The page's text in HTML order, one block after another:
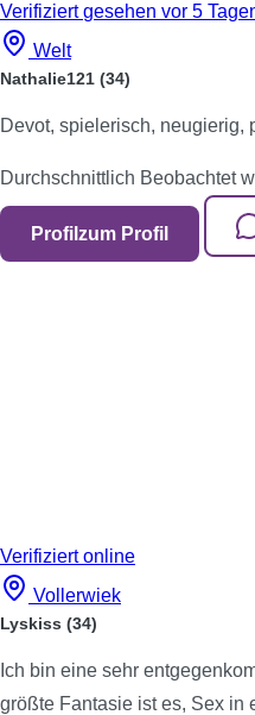
Verifiziertgesehen vor 5
Welt
Nathalie121 (34)
Devot, spielerisch, neugierig,
Durchschnittlich Beobachtet
Profil zum Profil
Verifiziertonline
Vollerwiek
Lyskiss (34)
Ich bin eine sehr
größte Fantasie ist es, Sex in